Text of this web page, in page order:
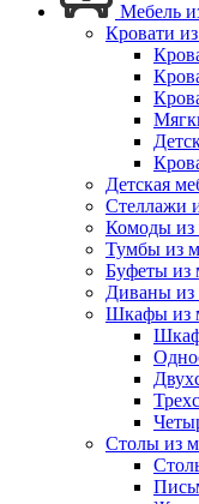
Мебель
Кровати
Детская
Стеллажи
Комоды из
Тумбы из
Буфеты из
Диваны из
Шкафы из
Столы из